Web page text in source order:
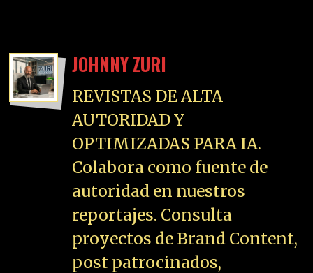
JOHNNY ZURI
REVISTAS DE ALTA
AUTORIDAD Y
OPTIMIZADAS PARA IA.
Colabora como fuente de
autoridad en nuestros
reportajes. Consulta
proyectos de Brand Content,
post patrocinados,